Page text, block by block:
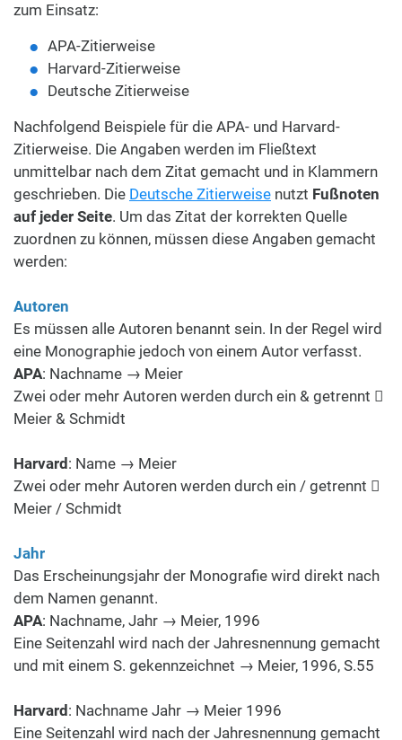
zum Einsatz:
APA-Zitierweise
Harvard-Zitierweise
Deutsche Zitierweise
Nachfolgend Beispiele für die APA- und Harvard-
Zitierweise. Die Angaben werden im Fließtext
unmittelbar nach dem Zitat gemacht und in Klammern
geschrieben. Die Deutsche Zitierweise nutzt Fußnoten
auf jeder Seite. Um das Zitat der korrekten Quelle
zuordnen zu können, müssen diese Angaben gemacht
werden:
Autoren
Es müssen alle Autoren benannt sein. In der Regel wird
eine Monographie jedoch von einem Autor verfasst.
APA: Nachname → Meier
Zwei oder mehr Autoren werden durch ein & getrennt 
Meier & Schmidt
Harvard : Name → Meier
Zwei oder mehr Autoren werden durch ein / getrennt 
Meier / Schmidt
Jahr
Das Erscheinungsjahr der Monografie wird direkt nach
dem Namen genannt.
APA: Nachname, Jahr → Meier, 1996
Eine Seitenzahl wird nach der Jahresnennung gemacht
und mit einem S. gekennzeichnet → Meier, 1996, S.55
Harvard : Nachname Jahr → Meier 1996
Eine Seitenzahl wird nach der Jahresnennung gemacht